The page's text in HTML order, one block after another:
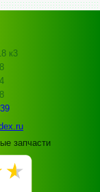
к3
запчасти